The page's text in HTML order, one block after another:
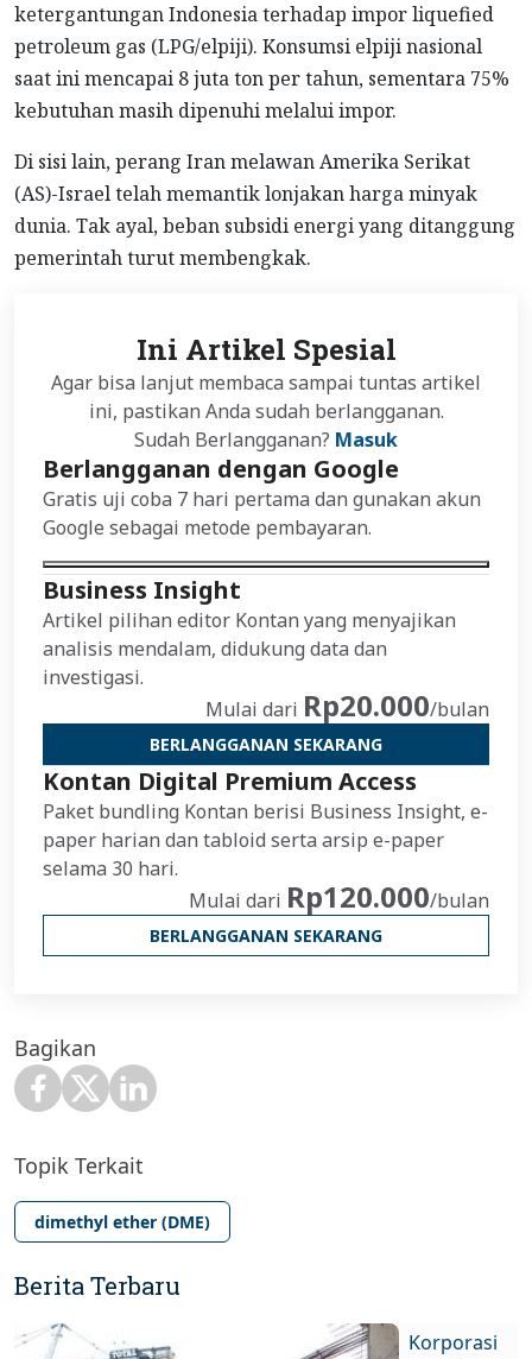
ketergantungan Indonesia terhadap impor liquefied
petroleum gas (LPG/elpiji). Konsumsi elpiji nasional
saat ini mencapai 8 juta ton per tahun, sementara 75%
kebutuhan masih dipenuhi melalui impor.
Di sisi lain, perang Iran melawan Amerika Serikat
(AS)-Israel telah memantik lonjakan harga minyak
dunia. Tak ayal, beban subsidi energi yang ditanggung
pemerintah turut membengkak.
Ini Artikel Spesial
Agar bisa lanjut membaca sampai tuntas artikel
ini, pastikan Anda sudah berlangganan.
Sudah Berlangganan? Masuk
Berlangganan dengan Google
Gratis uji coba 7 hari pertama dan gunakan akun
Google sebagai metode pembayaran.
Business Insight
Artikel pilihan editor Kontan yang menyajikan
analisis mendalam, didukung data dan
investigasi.
Mulai dari Rp20.000/bulan
BERLANGGANAN SEKARANG
Kontan Digital Premium Access
Paket bundling Kontan berisi Business Insight, e-
paper harian dan tabloid serta arsip e-paper
selama 30 hari.
Mulai dari Rp120.000/bulan
BERLANGGANAN SEKARANG
Bagikan
Topik Terkait
dimethyl ether (DME)
Berita Terbaru
Korporasi